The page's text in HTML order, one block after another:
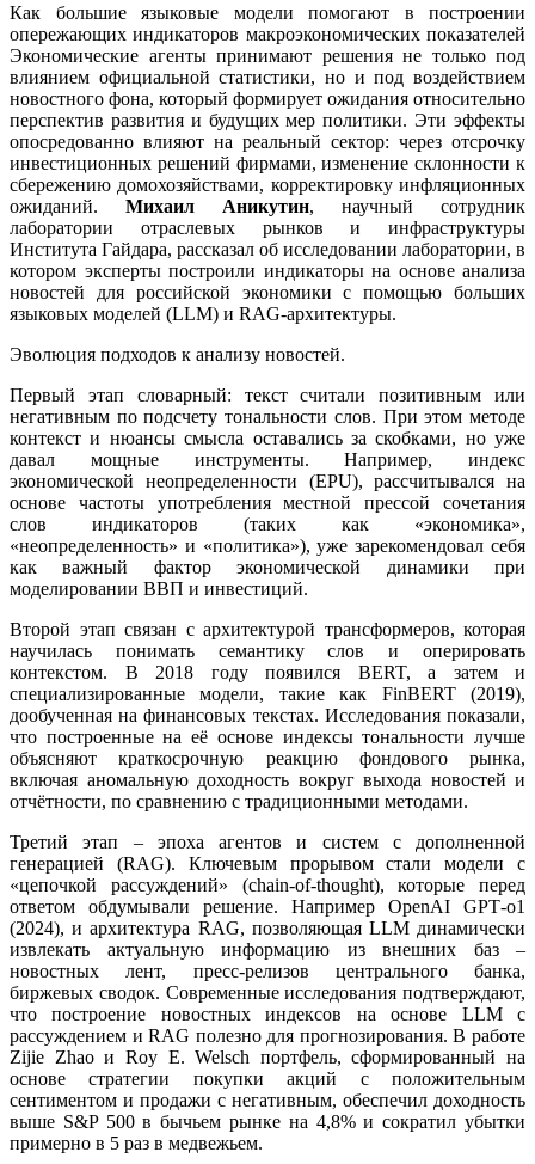
Как большие языковые модели помогают в построении
опережающих индикаторов макроэкономических показателей
Экономические агенты принимают решения не только под
влиянием официальной статистики, но и под воздействием
новостного фона, который формирует ожидания относительно
перспектив развития и будущих мер политики. Эти эффекты
опосредованно влияют на реальный сектор: через отсрочку
инвестиционных решений фирмами, изменение склонности к
сбережению домохозяйствами, корректировку инфляционных
ожиданий. Михаил Аникутин, научный сотрудник
лаборатории отраслевых рынков и инфраструктуры
Института Гайдара, рассказал об исследовании лаборатории, в
котором эксперты построили индикаторы на основе анализа
новостей для российской экономики с помощью больших
языковых моделей (LLM) и RAG-архитектуры.
Эволюция подходов к анализу новостей.
Первый этап словарный: текст считали позитивным или
негативным по подсчету тональности слов. При этом методе
контекст и нюансы смысла оставались за скобками, но уже
давал мощные инструменты. Например, индекс
экономической неопределенности (EPU), рассчитывался на
основе частоты употребления местной прессой сочетания
слов индикаторов (таких как «экономика»,
«неопределенность» и «политика»), уже зарекомендовал себя
как важный фактор экономической динамики при
моделировании ВВП и инвестиций.
Второй этап связан с архитектурой трансформеров, которая
научилась понимать семантику слов и оперировать
контекстом. В 2018 году появился BERT, а затем и
специализированные модели, такие как FinBERT (2019),
дообученная на финансовых текстах. Исследования показали,
что построенные на её основе индексы тональности лучше
объясняют краткосрочную реакцию фондового рынка,
включая аномальную доходность вокруг выхода новостей и
отчётности, по сравнению с традиционными методами.
Третий этап – эпоха агентов и систем с дополненной
генерацией (RAG). Ключевым прорывом стали модели с
«цепочкой рассуждений» (chain‑of‑thought), которые перед
ответом обдумывали решение. Например OpenAI GPT‑o1
(2024), и архитектура RAG, позволяющая LLM динамически
извлекать актуальную информацию из внешних баз –
новостных лент, пресс-релизов центрального банка,
биржевых сводок. Современные исследования подтверждают,
что построение новостных индексов на основе LLM с
рассуждением и RAG полезно для прогнозирования. В работе
Zijie Zhao и Roy E. Welsch портфель, сформированный на
основе стратегии покупки акций с положительным
сентиментом и продажи с негативным, обеспечил доходность
выше S&P 500 в бычьем рынке на 4,8% и сократил убытки
примерно в 5 раз в медвежьем.